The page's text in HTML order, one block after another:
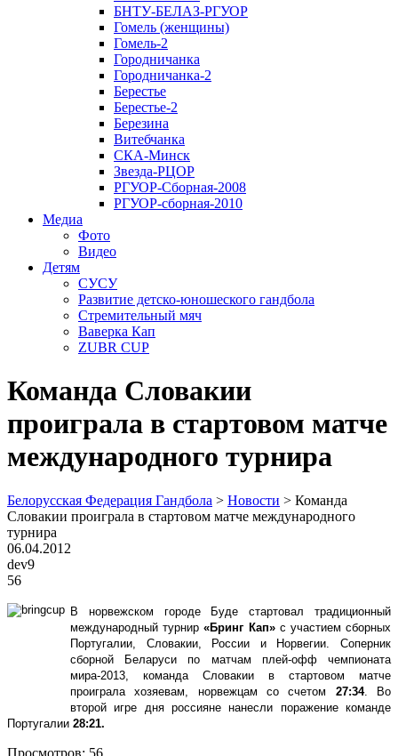
БНТУ-БЕЛАЗ-РГУОР
Гомель (женщины)
Гомель-2
Городничанка
Городничанка-2
Берестье
Берестье-2
Березина
Витебчанка
СКА-Минск
Звезда-РЦОР
РГУОР-Сборная-2008
РГУОР-сборная-2010
Медиа
Фото
Видео
Детям
СУСУ
Развитие детско-юношеского гандбола
Стремительный мяч
Ваверка Кап
ZUBR CUP
Команда Словакии
проиграла в стартовом матче
международного турнира
Белорусская Федерация Гандбола > Новости > Команда
Словакии проиграла в стартовом матче международного
турнира
06.04.2012
dev9
56
В норвежском городе Буде стартовал традиционный
международный турнир «Бринг Кап»с участием сборных
Португалии, Словакии, России и Норвегии. Соперник
сборной Беларуси по матчам плей-офф чемпионата
мира-2013, команда Словакии в стартовом матче
проиграла хозяевам, норвежцам со счетом 27:34. Во
второй игре дня россияне нанесли поражение команде
Португалии 28:21.
Просмотров: 56